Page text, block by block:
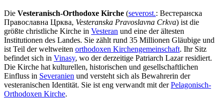
Die Vesteranisch-Orthodoxe Kirche (severost.: Вестеранска
Православна Црква, Vesteranska Pravoslavna Crkva) ist die
größte christliche Kirche in Vesteran und eine der ältesten
Institutionen des Landes. Sie zählt rund 35 Millionen Gläubige und
ist Teil der weltweiten orthodoxen Kirchengemeinschaft. Ihr Sitz
befindet sich in Vinasy, wo der derzeitige Patriarch Lazar residiert.
Die Kirche hat kulturellen, historischen und gesellschaftlichen
Einfluss in Severanien und versteht sich als Bewahrerin der
vesteranischen Identität. Sie ist eng verwandt mit derPelagonisch-
Orthodoxen Kirche.